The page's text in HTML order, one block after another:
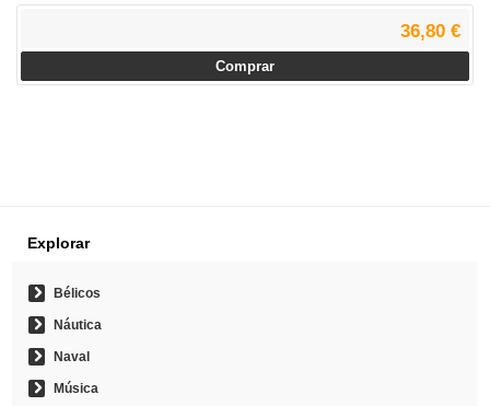
36,80 €
Comprar
Explorar
Bélicos
Náutica
Naval
Música